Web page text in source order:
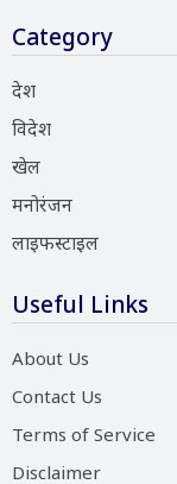
Category
देश
विदेश
खेल
मनोरंजन
लाइफस्टाइल
Useful Links
About Us
Contact Us
Terms of Service
Disclaimer